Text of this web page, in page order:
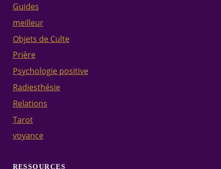
Guides
meilleur
Objets de Culte
Prière
Psychologie positive
Radiesthésie
Relations
Tarot
voyance
RESSOURCES